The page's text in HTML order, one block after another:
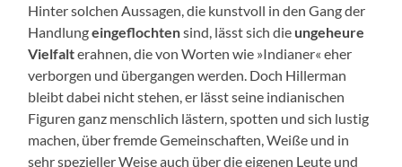
Hinter solchen Aussagen, die kunstvoll in den Gang der
Handlungeingeflochtensind, lässt sich die ungeheure
Vielfalterahnen, die von Worten wie »Indianer« eher
verborgen und übergangen werden. Doch Hillerman
bleibt dabei nicht stehen, er lässt seine indianischen
Figuren ganz menschlich lästern, spotten und sich lustig
machen, über fremde Gemeinschaften, Weiße und in
sehr spezieller Weise auch über die eigenen Leute und